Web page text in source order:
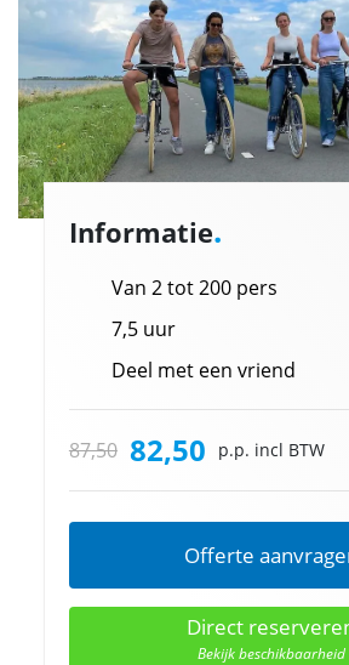
Informatie.
Van 2 tot 200 pers
7,5 uur
Deel met een vriend
87,50 82,50 p.p. incl BTW
Offerte
Direct
Bekijk beschikbaarheid